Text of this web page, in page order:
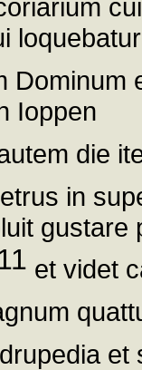
Ioppen
die
in
gustare
et videt